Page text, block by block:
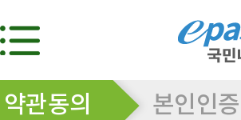
약관동의 본인인증